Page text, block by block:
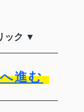
ック ▼
進む